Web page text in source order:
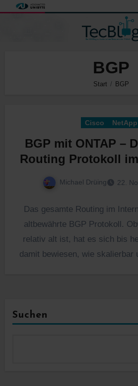
BGP
Start BGP
Cisco NetApp
BGP mit ONTAP –
Routing Protokoll
Michael Drüing 22.
Das gesamte Routing im
altbewährte BGP Protokoll.
relativ alt ist, hat es sich bis
damit bewiesen, wie
Suchen